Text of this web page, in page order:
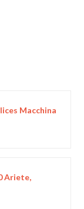
Macchina
Ariete,